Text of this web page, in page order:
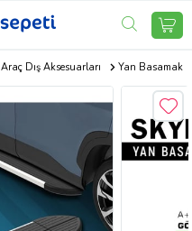
Araç Dış Aksesuarları Yan Basamak